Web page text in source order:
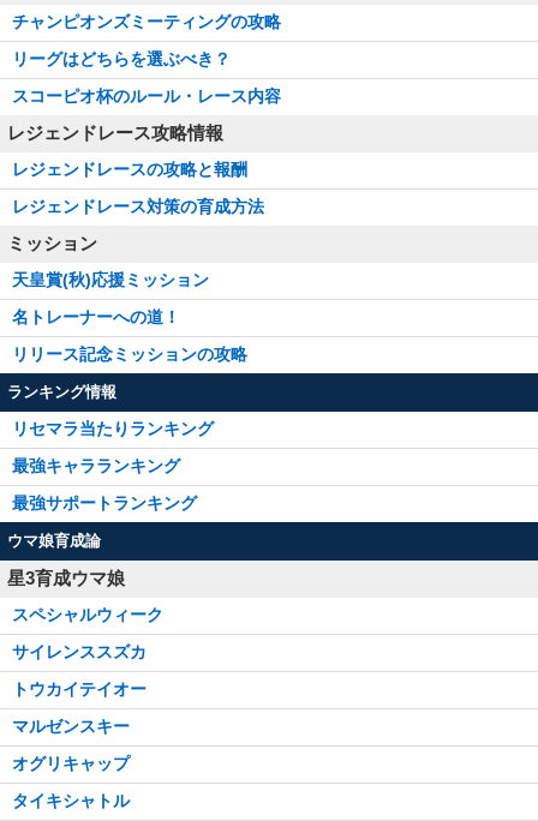
チャンピオンズミーティングの攻略
リーグはどちらを選ぶべき？
スコーピオ杯のルール・レース内容
レジェンドレース攻略情報
レジェンドレースの攻略と報酬
レジェンドレース対策の育成方法
ミッション
天皇賞(秋)応援ミッション
名トレーナーへの道！
リリース記念ミッションの攻略
ランキング情報
リセマラ当たりランキング
最強キャラランキング
最強サポートランキング
ウマ娘育成論
星3育成ウマ娘
スペシャルウィーク
サイレンススズカ
トウカイテイオー
マルゼンスキー
オグリキャップ
タイキシャトル